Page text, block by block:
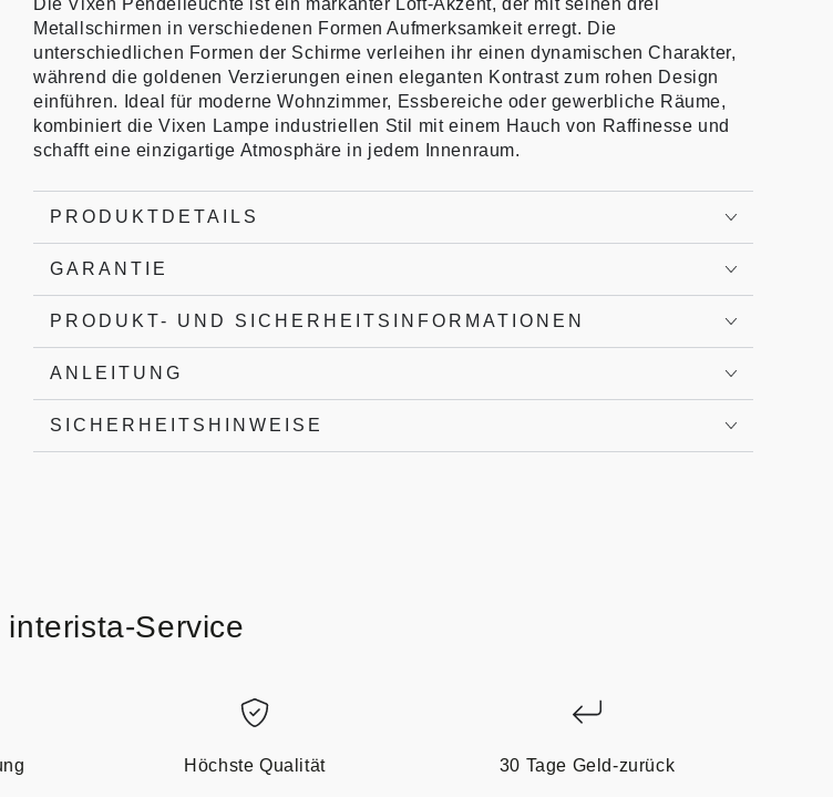
Metallschirmen in verschiedenen Formen Aufmerksamkeit erregt. Die
unterschiedlichen Formen der Schirme verleihen ihr einen dynamischen Charakter,
während die goldenen Verzierungen einen eleganten Kontrast zum rohen Design
einführen. Ideal für moderne Wohnzimmer, Essbereiche oder gewerbliche Räume,
kombiniert die Vixen Lampe industriellen Stil mit einem Hauch von Raffinesse und
schafft eine einzigartige Atmosphäre in jedem Innenraum.
PRODUKTDETAILS
GARANTIE
PRODUKT- UND SICHERHEITSINFORMATIONEN
ANLEITUNG
SICHERHEITSHINWEISE
interista-Service
Höchste Qualität 30 Tage Geld-zurück